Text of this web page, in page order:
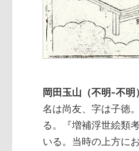
岡田玉山（不明-不
名は尚友、字は子徳
る。『増補浮世絵類
いる。当時の上方に